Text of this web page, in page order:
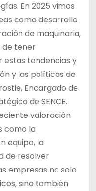
En 2025 vimos
como desarrollo
de maquinaria,
de tener
tendencias y
y las políticas de
Encargado de
de SENCE.
valoración
como la
equipo, la
de resolver
empresas no solo
sino también